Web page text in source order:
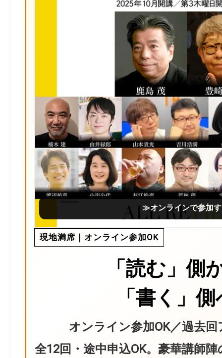
≫オンラインで参加
現地満席｜オンライン参加OK
「読む」側
「書く」
オンライン参加OK／過去
全12回・途中申込OK。豪華講師